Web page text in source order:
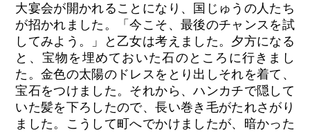
大宴会が開かれることになり、国じゅうの人たち
が招かれました。「今こそ、最後のチャンスを試
してみよう。」と乙女は考えました。夕方になる
と、宝物を埋めておいた石のところに行きまし
た。金色の太陽のドレスをとり出しそれを着て、
宝石をつけました。それから、ハンカチで隠して
いた髪を下ろしたので、長い巻き毛がたれさがり
ました。こうして町へでかけましたが、暗かった